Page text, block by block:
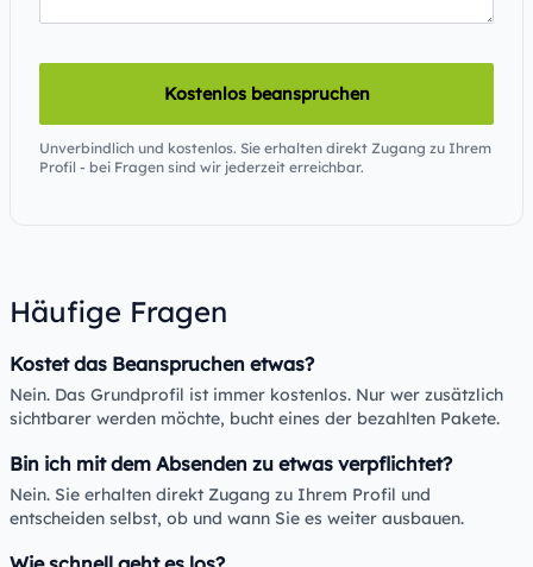
Kostenlos beanspruchen
Unverbindlich und kostenlos. Sie erhalten direkt Zugang zu Ihrem
Profil - bei Fragen sind wir jederzeit erreichbar.
Häufige Fragen
Kostet das Beanspruchen etwas?
Nein. Das Grundprofil ist immer kostenlos. Nur wer zusätzlich
sichtbarer werden möchte, bucht eines der bezahlten Pakete.
Bin ich mit dem Absenden zu etwas verpflichtet?
Nein. Sie erhalten direkt Zugang zu Ihrem Profil und
entscheiden selbst, ob und wann Sie es weiter ausbauen.